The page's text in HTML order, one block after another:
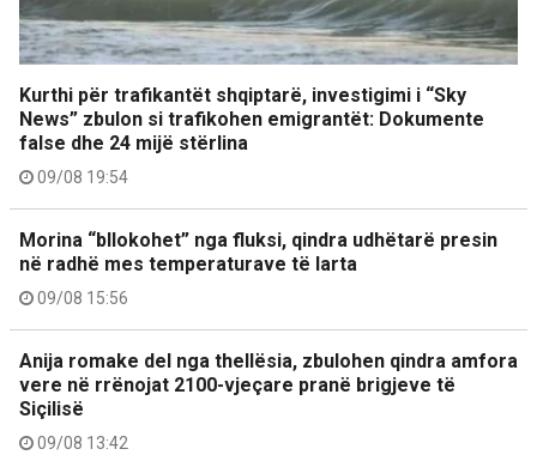
Kurthi për trafikantët shqiptarë, investigimi i “Sky
News” zbulon si trafikohen emigrantët: Dokumente
false dhe 24 mijë stërlina
09/08 19:54
Morina “bllokohet” nga fluksi, qindra udhëtarë presin
në radhë mes temperaturave të larta
09/08 15:56
Anija romake del nga thellësia, zbulohen qindra amfora
vere në rrënojat 2100-vjeçare pranë brigjeve të
Siçilisë
09/08 13:42